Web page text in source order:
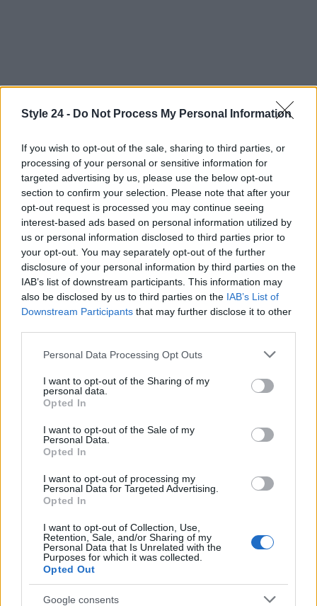
Style 24 - Do Not Process My Personal Information
If you wish to opt-out of the sale, sharing to third parties, or
processing of your personal or sensitive information for
targeted advertising by us, please use the below opt-out
section to confirm your selection. Please note that after your
opt-out request is processed you may continue seeing
interest-based ads based on personal information utilized by
us or personal information disclosed to third parties prior to
your opt-out. You may separately opt-out of the further
disclosure of your personal information by third parties on the
IAB’s list of downstream participants. This information may
also be disclosed by us to third parties on the IAB’s List of
Downstream Participants that may further disclose it to other
Please note that this website/app uses one or more Google
not limited to your visit or usage behaviour. You may click to
grant or deny consent to Google and its third-party tags to
use your data for below specified purposes in below Google
consent section.
Personal Data Processing Opt Outs
I want to opt-out of the Sharing of my
personal data.
Opted In
I want to opt-out of the Sale of my
Personal Data.
Opted In
I want to opt-out of processing my
Personal Data for Targeted Advertising.
Opted In
I want to opt-out of Collection, Use,
Retention, Sale, and/or Sharing of my
Personal Data that Is Unrelated with the
Purposes for which it was collected.
Opted Out
Google consents
AUTORE
Ilaria Mauri
Ilaria Mauri, bolognese, decise di seguire il
giornalismo sportivo dopo una notte al
Dall'Ara durante una partita decisiva: oggi
coordina le pagine di competizioni e
commenti. In redazione predilige reportage
sul campo e conserva il biglietto di quella